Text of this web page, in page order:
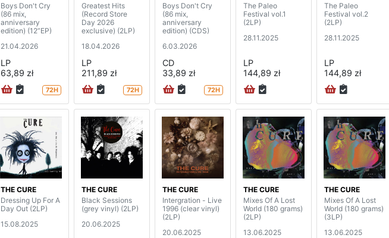
Boys Don't Cry
(86 mix,
anniversary
edition) (12”EP)
21.04.2026
LP
63,89 zł
72H
Greatest Hits
(Record Store
Day 2026
exclusive) (2LP)
18.04.2026
LP
211,89 zł
72H
Boys Don't Cry
(86 mix,
anniversary
edition) (CDS)
6.03.2026
CD
33,89 zł
72H
The Paleo
Festival vol.1
(2LP)
28.11.2025
LP
144,89 zł
The Paleo
Festival vol.2
(2LP)
28.11.2025
LP
144,89 zł
THE CURE
Dressing Up For A
Day Out (2LP)
15.08.2025
THE CURE
Black Sessions
(grey vinyl) (2LP)
20.06.2025
THE CURE
Intergration - Live
1996 (clear vinyl)
(2LP)
20.06.2025
THE CURE
Mixes Of A Lost
World (180 grams)
(2LP)
13.06.2025
THE CURE
Mixes Of A Lost
World (180 grams)
(3LP)
13.06.2025